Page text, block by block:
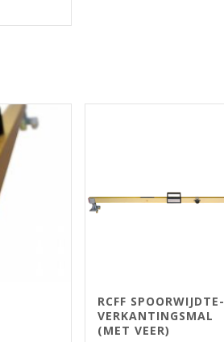
RCFF SPOORWIJDTE-
VERKANTINGSMAL
(MET VEER)